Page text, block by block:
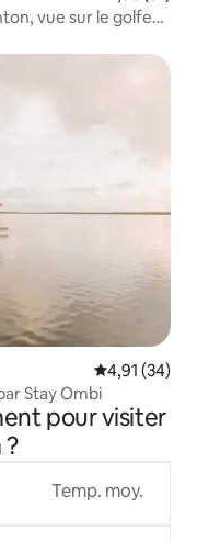
vue sur le golfe
Évaluation
4,91 (34)
Stay Ombi
pour visiter
?
Temp. moy.